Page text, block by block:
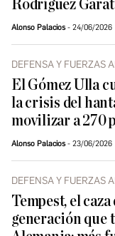
Rodríguez Garat
Alonso Palacios 24/06/2026
DEFENSA Y FUERZAS
El Gómez Ulla
la crisis del
movilizar a 270
Alonso Palacios 23/06/2026
DEFENSA Y FUERZAS
Tempest, el caza
generación que